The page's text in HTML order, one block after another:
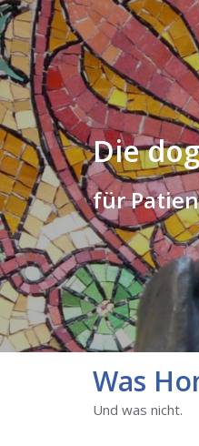
Die
für
Was
Und was nicht.